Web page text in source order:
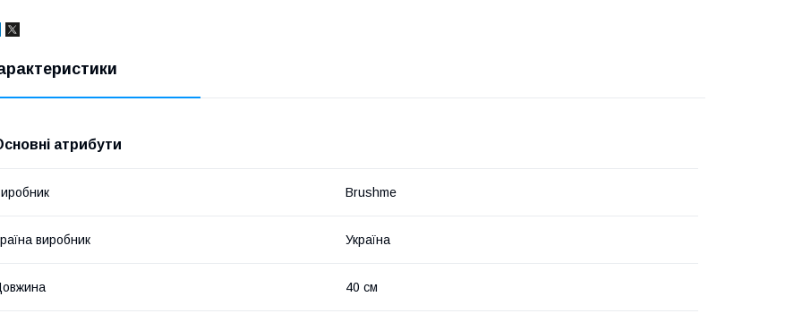
атрибути
Brushme
виробник Україна
40 см